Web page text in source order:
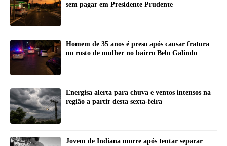
sem pagar em Presidente Prudente
Homem de 35 anos é preso após causar fratura
no rosto de mulher no bairro Belo Galindo
Energisa alerta para chuva e ventos intensos na
região a partir desta sexta-feira
Jovem de Indiana morre após tentar separar